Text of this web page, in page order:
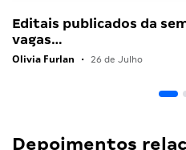
Editais publicados da
vagas…
Olivia Furlan • 26 de Julho
Depoimentos